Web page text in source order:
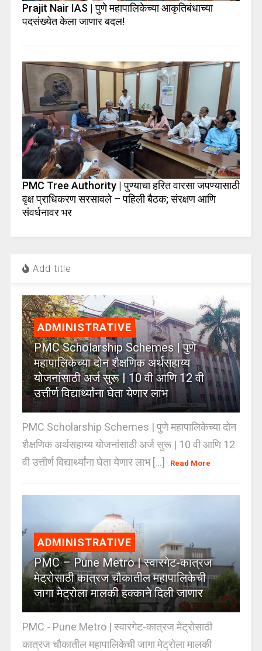
Prajit Nair IAS | पुणे महापालिकेच्या आकृतिबंधाच्या
पदसंख्येत केला जाणार बदल!
PMC Tree Authority | पुण्याचा हरित वारसा जपण्यासाठी
वृक्ष प्राधिकरण सरसावले – पहिली बैठक; संरक्षण आणि
संवर्धनावर भर
Add title
ADMINISTRATIVE
PMC Scholarship Schemes | पुणे
महापालिकेच्या दोन शैक्षणिक अर्थसहाय्य
योजनांसाठी अर्ज सुरू | 10 वी आणि 12 वी
उत्तीर्ण विद्यार्थ्यांना घेता येणार लाभ
PMC Scholarship Schemes | पुणे महापालिकेच्या दोन
शैक्षणिक अर्थसहाय्य योजनांसाठी अर्ज सुरू | 10 वी आणि 12
वी उत्तीर्ण विद्यार्थ्यांना घेता येणार लाभ [...]
Read More
ADMINISTRATIVE
PMC – Pune Metro | स्वारगेट-कात्रज
मेट्रोसाठी कात्रज चौकातील महापालिकेची
जागा मेट्रोला मालकी हक्काने दिली जाणार
PMC - Pune Metro | स्वारगेट-कात्रज मेट्रोसाठी
कात्रज चौकातील महापालिकेची जागा मेट्रोला मालकी